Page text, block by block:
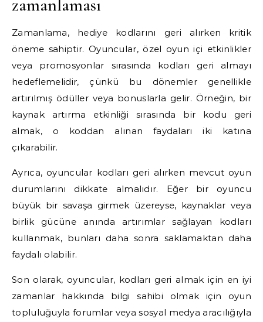
zamanlaması
Zamanlama, hediye kodlarını geri alırken kritik
öneme sahiptir. Oyuncular, özel oyun içi etkinlikler
veya promosyonlar sırasında kodları geri almayı
hedeflemelidir, çünkü bu dönemler genellikle
artırılmış ödüller veya bonuslarla gelir. Örneğin, bir
kaynak artırma etkinliği sırasında bir kodu geri
almak, o koddan alınan faydaları iki katına
çıkarabilir.
Ayrıca, oyuncular kodları geri alırken mevcut oyun
durumlarını dikkate almalıdır. Eğer bir oyuncu
büyük bir savaşa girmek üzereyse, kaynaklar veya
birlik gücüne anında artırımlar sağlayan kodları
kullanmak, bunları daha sonra saklamaktan daha
faydalı olabilir.
Son olarak, oyuncular, kodları geri almak için en iyi
zamanlar hakkında bilgi sahibi olmak için oyun
topluluğuyla forumlar veya sosyal medya aracılığıyla